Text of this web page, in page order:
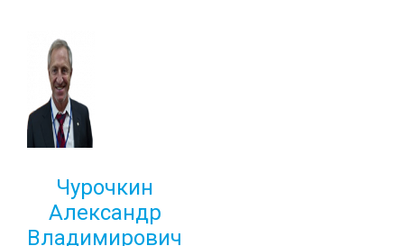
Чурочкин
Александр
Владимирович